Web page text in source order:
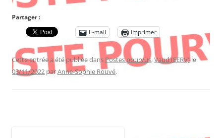
Partager :
E-mail
Imprimer
Cette entrée a été publiée dans Postes pourvus,Vaud (EERV)le
03/11/2022 parAnne-Sophie Rouvé.